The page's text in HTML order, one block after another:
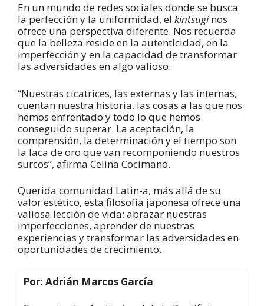
En un mundo de redes sociales donde se busca
la perfección y la uniformidad, el kintsuginos
ofrece una perspectiva diferente. Nos recuerda
que la belleza reside en la autenticidad, en la
imperfección y en la capacidad de transformar
las adversidades en algo valioso.
“Nuestras cicatrices, las externas y las internas,
cuentan nuestra historia, las cosas a las que nos
hemos enfrentado y todo lo que hemos
conseguido superar. La aceptación, la
comprensión, la determinación y el tiempo son
la laca de oro que van recomponiendo nuestros
surcos”, afirma Celina Cocimano.
Querida comunidad Latin-a, más allá de su
valor estético, esta filosofía japonesa ofrece una
valiosa lección de vida: abrazar nuestras
imperfecciones, aprender de nuestras
experiencias y transformar las adversidades en
oportunidades de crecimiento.
Por: Adrián Marcos García